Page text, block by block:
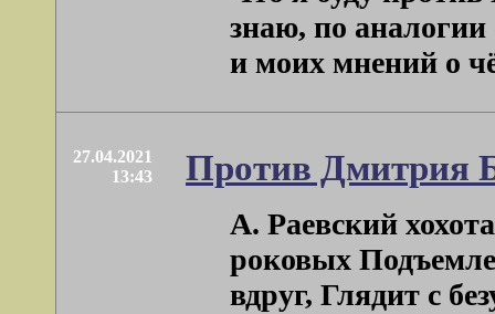
знаю, по аналогии
и моих мнений о
27.04.2021
13:43
Против Дмитрия
А. Раевский
роковых
вдруг, Глядит с